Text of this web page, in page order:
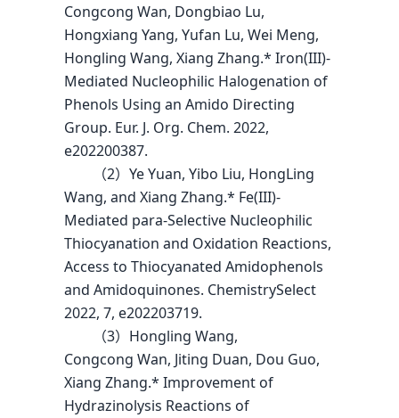
Congcong Wan, Dongbiao Lu,
Hongxiang Yang, Yufan Lu, Wei Meng,
Hongling Wang, Xiang Zhang.* Iron(III)-
Mediated Nucleophilic Halogenation of
Phenols Using an Amido Directing
Group. Eur. J. Org. Chem. 2022,
e202200387.
（2）Ye Yuan, Yibo Liu, HongLing
Wang, and Xiang Zhang.* Fe(III)-
Mediated para-Selective Nucleophilic
Thiocyanation and Oxidation Reactions,
Access to Thiocyanated Amidophenols
and Amidoquinones. ChemistrySelect
2022, 7, e202203719.
（3）Hongling Wang,
Congcong Wan, Jiting Duan, Dou Guo,
Xiang Zhang.* Improvement of
Hydrazinolysis Reactions of